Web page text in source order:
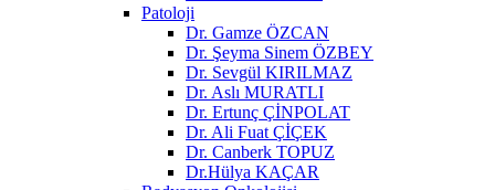
Patoloji
Dr. Gamze ÖZCAN
Dr. Şeyma Sinem ÖZBEY
Dr. Sevgül KIRILMAZ
Dr. Aslı MURATLI
Dr. Ertunç ÇİNPOLAT
Dr. Ali Fuat ÇİÇEK
Dr. Canberk TOPUZ
Dr.Hülya KAÇAR